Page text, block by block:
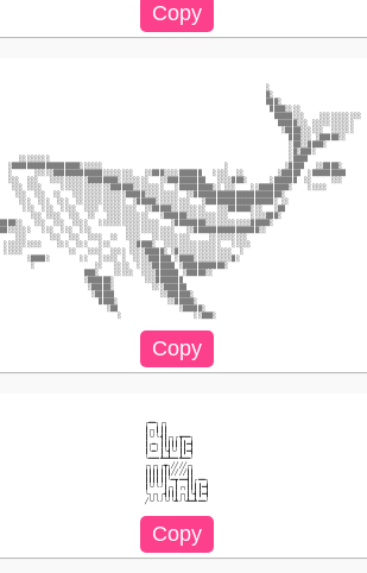
░
▒░
▒▒▒░
▒▒▒▒░░░░
▒▒▒▒▒░░░    ░░░░░░░░░░░
▒▒▒▒▒░░░ ░░░░░░░░░░░
░▒▒▒▒░░░░░░  ░░░░░░
▒▒▒░░░ ░▒▒▒▒▒░░
░▒▒░░▒▒▒▒░
░▒░▒▒▒░
░░░░░░░░                                                               ░▒▒▒▒
░▒▒▒▒▒▒▒▒▒▒▒▒▒▒▒▒▒▒░░░░░░                                ░               ░▒▒▒▒   ░░▒▒▒▒░
░      ░░░░░▒▒▒▒▒▒▒▒▒▒▒▒▒░░░░░░░░   ░░▒▒▒░░░░▒▒▒▒▒▒   ░░░░  ░░         ░▒▒▒▒▒  ░▒▒▒▒▒▒▒▒▒
░░░  ░░░   ░░░░░░░░░░▒▒▒▒▒▒▒▒░░░░░░░░   ░░▒▒▒▒▒▒▒▒▒▒   ░░░░▒▒▒░      ░▒▒▒▒▒▒  ░░     ░░░
░░░ ░░░░     ░░░░░░░░░░░░░▒▒▒▒▒▒░░░░░░░░   ░▒▒▒▒▒▒▒▒▒░░ ░░░    ░░▒▒▒▒▒▒▒▒░    ░░░░░
░░░  ░░░  ░░   ░░░░░░░░░░░░░░▒▒▒▒▒░░░░░░░░░  ░░▒▒▒▒▒▒▒▒▒▒▒▒▒▒▒▒▒▒▒▒▒▒▒░
░░░  ░░░  ░░░  ░░░░░░░░░░░░░  ░▒▒▒▒▒░░░░░░░░░   ░▒▒▒▒▒▒▒▒▒▒▒▒▒▒▒▒▒▒░ ░░
░░░  ░░░  ░░░░  ░░░░ ░░░░░░░░░  ░░▒▒▒▒▒░░░░░░░░░   ░░░▒▒▒▒▒▒░░░   ░▒▒
░░░ ░░░░  ░░░  ░░   ░░░░░░░░░░░   ░▒▒▒▒▒▒░░░░░░░░░░░      ░░░░▒▒▒░
░░░  ░░░  ░░░░   ░░░░░░░░░░░░░░░░   ░▒▒▒▒▒▒▒▒░░░░░░░░░░░░▒▒▒▒▒░
░░░  ░░░  ░░░         ░░░░░░░░░░░░░   ░░▒▒▒▒▒▒▒▒▒▒▒▒▒▒▒▒▒░░
░░░      ░░░  ░░░  ░░░░  ░░  ░░░░   ░░░░░░░░░░     ░░░░░░░░░░
░░░░░░░░░░    ░░░  ░░░   ░░░     ░░▒▒▒▒░  ░░░░░░░░░░░░░░░   ░░░░░
░░░░░            ░░   ░░░░  ░░░░ ░░░░▒▒▒▒▒░ ░▒░░░░░░░░░░░░░░  ░
░▒▒▒▒░        ░░   ░░░░░ ░  ░░░░▒▒▒▒▒▒ ░▒▒▒▒░░░░░░░░░░▒░
░                ░░   ░░░░  ░░░░▒▒▒▒▒▒ ░▒▒▒▒▒▒▒▒▒▒▒░
▒▒▒░    ░░░░░  ░░░░▒▒▒▒▒▒ ░▒▒▒▒▒░░
░▒▒▒▒▒▒░        ░░░▒▒▒▒▒▒▒
░▒▒▒▒▒░          ░░░▒▒▒▒▒▒
░▒▒▒▒▒            ░░▒▒▒▒▒▒░
▒▒▒▒░             ░░▒▒▒▒▒░
░▒▒                ░▒▒▒▒▒░
╭━━╮╭╮
┃╭╮┃┃┃
┃╰╯╰┫┃╭╮╭┳━━╮
┃╭━╮┃┃┃┃┃┃┃━┫
┃╰━╯┃╰┫╰╯┃┃━┫
╰━━━┻━┻━━┻━━╯
╭╮╭╮╭┳╮╱╱╱╱╭╮
┃┃┃┃┃┃┃╱╱╱╱┃┃
┃┃┃┃┃┃╰━┳━━┫┃╭━━╮
┃╰╯╰╯┃╭╮┃╭╮┃┃┃┃━┫
╰╮╭╮╭┫┃┃┃╭╮┃╰┫┃━┫